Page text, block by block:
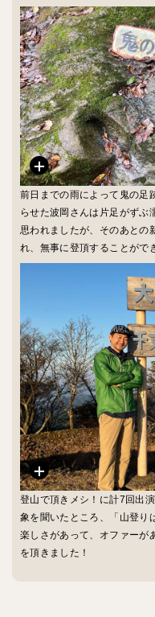
前日までの雨によって鬼の足
らせた波岡さんは片足がずぶ
思われましたが、そのあとの
れ、無事に登頂することがで
登山で頂きメシ！に計7回出
象を聞いたところ、「山登り
楽しさがあって、オファーが
を頂きました！